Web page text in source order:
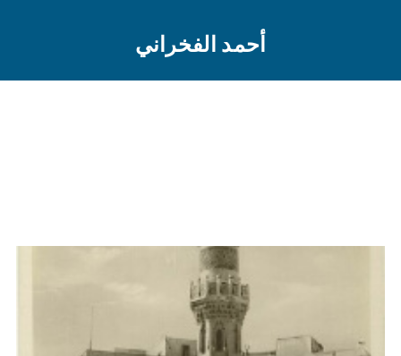
أحمد الفخراني